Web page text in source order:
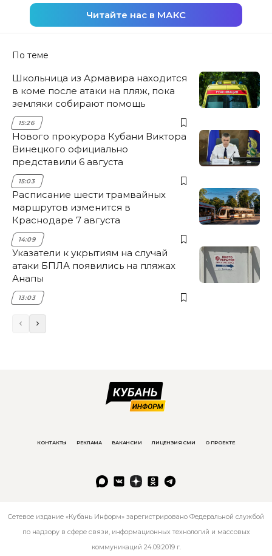
Читайте нас в МАКС
По теме
Школьница из Армавира находится
в коме после атаки на пляж, пока
земляки собирают помощь
15:26
Нового прокурора Кубани Виктора
Винецкого официально
представили 6 августа
15:03
Расписание шести трамвайных
маршрутов изменится в
Краснодаре 7 августа
14:09
Указатели к укрытиям на случай
атаки БПЛА появились на пляжах
Анапы
13:03
КОНТАКТЫ РЕКЛАМА ВАКАНСИИ ЛИЦЕНЗИЯ СМИ О ПРОЕКТЕ
Сетевое издание «Кубань Информ» зарегистрировано Федеральной службой
по надзору в сфере связи, информационных технологий и массовых
коммуникаций 24.09.2019 г.